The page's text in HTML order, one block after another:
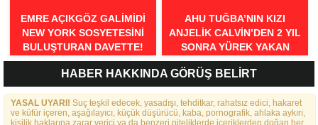
EMRE AÇIKGÖZ GALIMIDI
NEW YORK SOSYETESINI
BULUŞTURAN DAVETTE!
AHU TUĞBA’NIN KIZI
ANJELİK CALVİN’DEN 2 YIL
SONRA YÜREK YAKAN
İTİRAFLAR
HABER HAKKINDA GÖRÜŞ BELİRT
YASAL UYARI! Suç teşkil edecek, yasadışı, tehditkar, rahatsız edici, hakaret
ve küfür içeren, aşağılayıcı, küçük düşürücü, kaba, pornografik, ahlaka aykırı,
kişilik haklarına zarar verici ya da benzeri niteliklerde içeriklerden doğan her